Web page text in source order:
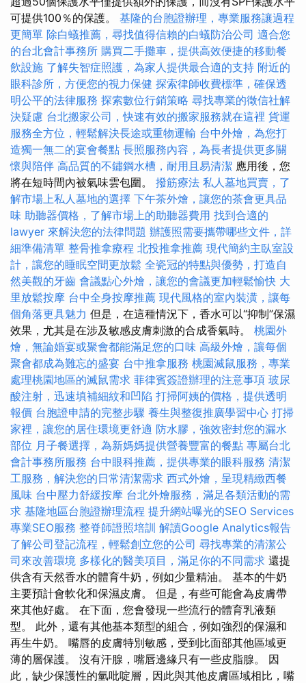
可提供100％的保護。 基隆的台胞證辦理，專業服務讓過程
更簡單 除白蟻推薦，尋找值得信賴的白蟻防治公司 適合您
的台北會計事務所 購買二手攤車，提供高效便捷的移動餐
飲設施 了解失智症照護，為家人提供最合適的支持 附近的
眼科診所，方便您的視力保健 探索律師收費標準，確保透
明公平的法律服務 探索數位行銷策略 尋找專業的徵信社解
決疑慮 台北搬家公司，快速有效的搬家服務就在這裡 貨運
服務全方位，輕鬆解決長途或重物運輸 台中外燴，為您打
造獨一無二的宴會餐點 長照服務內容，為長者提供更多關
懷與陪伴 高品質的不鏽鋼水槽，耐用且易清潔 應用後，您
將在短時間內被氣味雲包圍。 撥筋療法 私人墓地買賣，了
解市場上私人墓地的選擇 下午茶外燴，讓您的茶會更具品
味 助聽器價格，了解市場上的助聽器費用 找到合適的
lawyer 來解決您的法律問題 辦護照需要攜帶哪些文件，詳
細準備清單 整骨推拿療程 北投推拿推薦 現代簡約主臥室設
計，讓您的睡眠空間更放鬆 全瓷冠的特點與優勢，打造自
然美觀的牙齒 會議點心外燴，讓您的會議更加輕鬆愉快 大
里放鬆按摩 台中全身按摩推薦 現代風格的室內裝潢，讓每
個角落更具魅力 但是，在這種情況下，香水可以“抑制”保濕
效果，尤其是在涉及敏感皮膚刺激的合成香氣時。 桃園外
燴，無論婚宴或聚會都能滿足您的口味 高級外燴，讓每個
聚會都成為難忘的盛宴 台中推拿服務 桃園滅鼠服務，專業
處理桃園地區的滅鼠需求 菲律賓簽證辦理的注意事項 玻尿
酸注射，迅速填補細紋和凹陷 打掃阿姨的價格，提供透明
報價 台胞證申請的完整步驟 養生與整復推廣學習中心 打掃
家裡，讓您的居住環境更舒適 防水膠，強效密封您的漏水
部位 月子餐選擇，為新媽媽提供營養豐富的餐點 專屬台北
會計事務所服務 台中眼科推薦，提供專業的眼科服務 清潔
工服務，解決您的日常清潔需求 西式外燴，呈現精緻西餐
風味 台中壓力舒緩按摩 台北外燴服務，滿足各類活動的需
求 基隆地區台胞證辦理流程 提升網站曝光的SEO Services
專業SEO服務 整脊師證照培訓 解讀Google Analytics報告
了解公司登記流程，輕鬆創立您的公司 尋找專業的清潔公
司來改善環境 多樣化的醫美項目，滿足你的不同需求 還提
供含有天然香水的體育牛奶，例如少量精油。 基本的牛奶
主要預計會軟化和保濕皮膚。 但是，有些可能會為皮膚帶
來其他好處。 在下面，您會發現一些流行的體育乳液類
型。 此外，還有其他基本類型的組合，例如強烈的保濕和
再生牛奶。 嘴唇的皮膚特別敏感，受到比面部其他區域更
薄的層保護。 沒有汗腺，嘴唇邊緣只有一些皮脂腺。 因
此，缺少保護性的氫吡啶層，因此與其他皮膚區域相比，嘴